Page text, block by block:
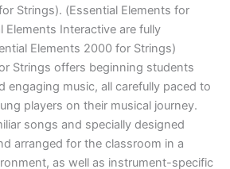
Strings). (Essential Elements for
Elements Interactive are fully
Elements 2000 for Strings)
Strings offers beginning students
engaging music, all carefully paced to
players on their musical journey.
songs and specially designed
arranged for the classroom in a
as well as instrument-specific